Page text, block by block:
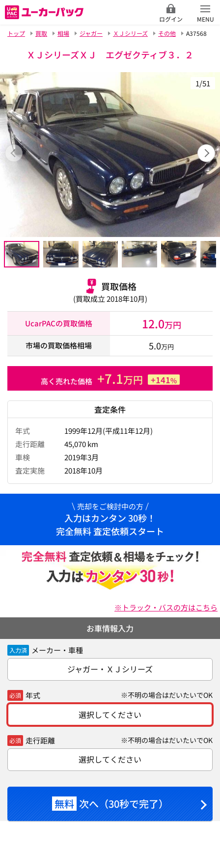
ログイン
MENU
トップ
買取 相場 ジャガー ＸＪシリーズ その他 A37568
ＸＪシリーズＸＪ エグゼクティブ３．２
1/51
買取価格
(買取成立 2018年10月)
UcarPACの買取価格 12.0万円
市場の買取価格相場 5.0万円
高く売れた価格 +7.1万円 +141%
査定条件
年式
1999年12月(平成11年12月)
走行距離
45,070 km
車検
2019年3月
査定実施
2018年10月
売却をご検討中の方
入力はカンタン 30秒！
完全無料 査定依頼スタート
※トラック・バスの方はこちら
お車情報入力
入力済 メーカー・車種
ジャガー・ＸＪシリーズ
必須 年式 ※不明の場合はだいたいでOK
選択してください
必須 走行距離 ※不明の場合はだいたいでOK
選択してください
無料 次へ（30秒で完了）